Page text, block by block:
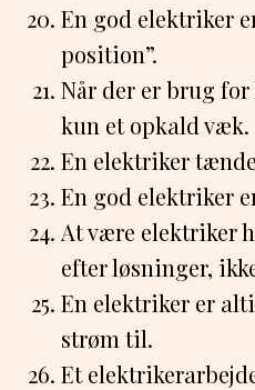
En god elektriker
position”.
Når der er brug
kun et opkald væk.
En elektriker
En god elektriker
At være elektriker
efter løsninger,
En elektriker er
strøm til.
Et